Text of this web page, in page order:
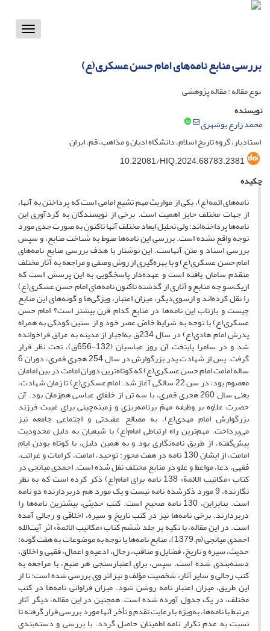
Toggle
بررسی منابع نامه‌های امام حسن عسکری(ع)
نوع مقاله : مقاله پژوهشی
نویسنده
محمد زارع بوشهری
استادیار، گروه تاریخ اسلام، دانشگاه ادیان و مذاهب، قم، ایران
10.22081/HIQ.2024.68783.2381
چکیده
نامه‌های ائمه(ع)، یکی از مواریث مهم تشیع امامی است که پرداختن به آنها،
از جهات مختلف حایز اهمیت است. برخی از نویسندگان به گردآوری این
نامه‌ها پرداخته‌اند؛ ولی تحلیل ابعاد مختلف آنها تاکنون به صورت جدی مورد
توجه واقع نشده است. بررسی این نامه‌ها منوط به شناخت منابع، و سپس
بررسی اسناد و متن آنهاست. این نوشتار با هدفبررسی منابع نامه‌های
امام حسن عسکری(ع) و با بهره‌گیری از روش وصفی و مراجعه به آثار مختلف
متقدم سامان یافته است و عهده‌دار پاسخگویی به این پرسش است که
ازیک‌سو چه منابع و آثاری از گذشته تاکنون نامه‌های امام حسن عسکری(ع)
را نقل کرده‌اند و ازسوی‌دیگر، میزان اعتبار، ویژگی‌ها و گونه‌های این منابع
چیست و بازتاب این نامه‌ها در منابع کدام قرن بیشتر است؟ امام حسن
عسکری(ع) با توجه به شرایط خاصّ عصر خود و از سنین کودکی به همراه
پدرش امام هادی(ع) در سال 234ق به‌اجبار از مدینه به عراق فراخوانده
شد و در سامرا پایتخت آن روز عباسیان (132-656ق)، تحت نظر قرار
گرفت. پس از شهادت پدر بزرگوارش در سال 254 هجری قمری، دوران 6
ساله امامت امام حسن عسکری(ع) که کوتاه‌ترین دوران امامت در بین امامان
معصوم بود، در سن 22 سالگی آغاز شد. امام عسکری(ع) تا زمان شهادت،
یعنی سال 260 هجری قمری، با سه تن از خلفای عباسی هم‌زمان بود. آن
حضرت علاوه بر وظیفه مهمّ برنامه‌ریزی و زمینه‌چینی برای غیبت فرزند
بزرگوارش امام مهدی(ع)، به مصالح عقیدتی و اجتماعی جامعه نیز
می‌پرداخت. مهم‌ترین راه ارتباطی امام(ع) با شیعیان به دلیل محدودیت
پیش‌گفته، از طریق نامه‌نگاری بود و به همین دلیل، با کوتاه بودن ایام
امامت، از ایشان 130 نامه در هفت محور: توحید، امامت، کرامات و غرائب،
فقهی، دعا، مواعظ و غلو در منابع مختلف نقل شده است. احمدی میانجی در
کتاب «مکاتیب الائمة» 138 نامه برای امام(ع) ذکر کرده است که به نظر
نگارنده، 9 مورد ذکرشده نامه نیست و یک مورد هم دربردارنده دو نامه
است. بنابراین، 130 نامه صحیح است. کتب حدیثی، بیشترین نامه‌ها را
دربردارند. برخی نامه‌ها نیز در کتب تاریخ و سیره، اخلاقی و رجالی آمده
است. در این مقاله، با تکیه بر جلد ششم کتاب «مکاتیب الائمة» اثر آیت‌الله
احمدی میانجی (م.1379)، منابع نامه‌ها با توجه به موضوعات به هفت گونه:
حدیث، سیره و تاریخ، فضایل و مناقب، رجال، ادعیه و اعمال، فقهی و اخلاق،
دسته‌بندی شده است. سپس، برای اعتبارسنجی هر منبع، با مراجعه به
کتب رجالی و سایر آثار، شخصیت مؤلف و نیز اثر وی بررسی شده است؛ تا از
این طریق، میزان اعتبار نامه روشن شود. میزان فراوانی نامه‌ها در کتب
مختلف، در یک جدول آورده شده است. همچنین در این مقاله، دیگر آثار
مرتبط با نامه‌ها، به‌ویژه با رعایت تقدم و تأخر آنها مورد بررسی قرار گرفته تا
نسبت به عدم تکرار نامه اطمینان حاصل گردد. با بررسی و دسته‌بندی